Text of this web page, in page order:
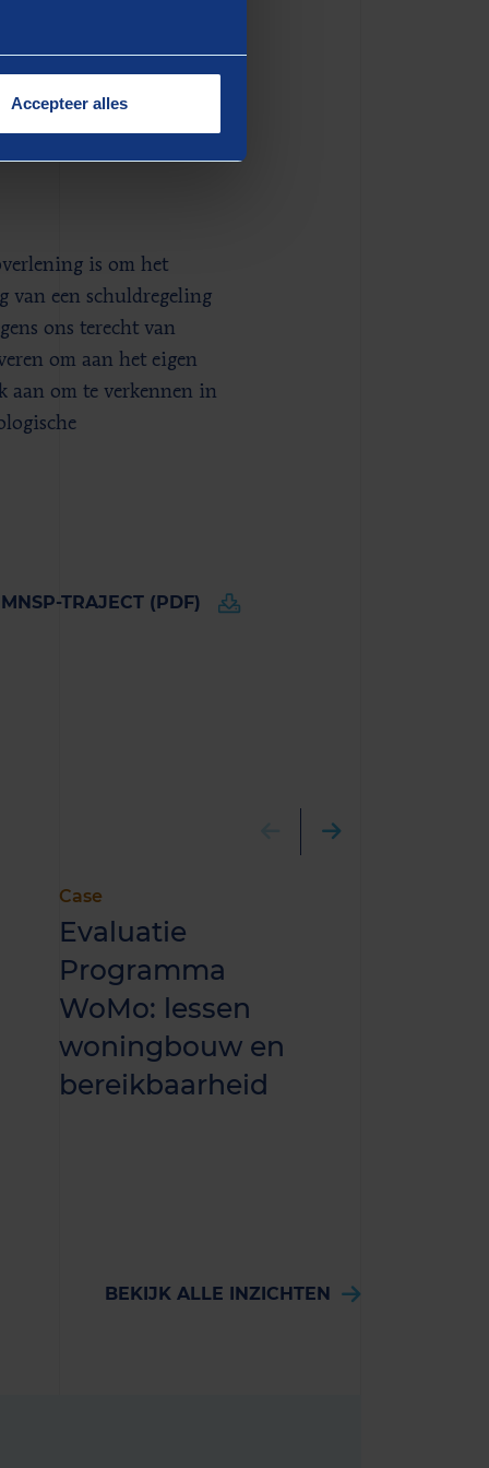
Accepteer alles
van de enquête. Tijdens
zijn op drie
is om het
van een schuldregeling
ons terecht van
om aan het eigen
aan om te verkennen in
TRAJECT (PDF)
Case
Evaluatie
Programma
WoMo: lessen
woningbouw en
bereikbaarheid
BEKIJK ALLE INZICHTEN